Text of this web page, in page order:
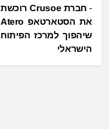
נ
י
ו
חברת Crusoe רוכשת
את הסטארטאפ Atero
שיהפוך למרכז הפיתוח
הישראלי